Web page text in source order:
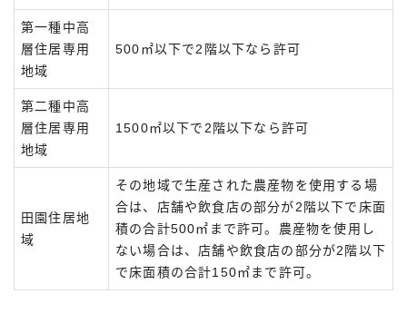
第一種中高
層住居専用
地域
500㎡以下で2階以下なら許可
第二種中高
層住居専用
地域
1500㎡以下で2階以下なら許可
田園住居地
域
その地域で生産された農産物を使用する場
合は、店舗や飲食店の部分が2階以下で床面
積の合計500㎡まで許可。農産物を使用し
ない場合は、店舗や飲食店の部分が2階以下
で床面積の合計150㎡まで許可。